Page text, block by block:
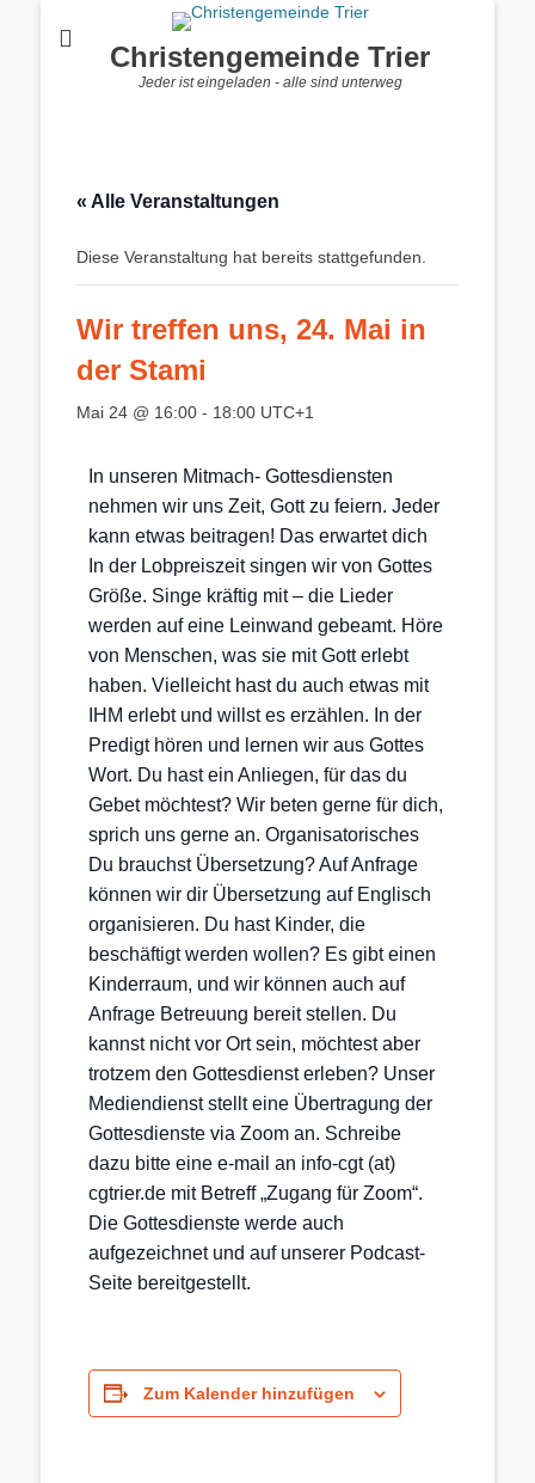
Christengemeinde Trier
Jeder ist eingeladen - alle sind unterweg
« Alle Veranstaltungen
Diese Veranstaltung hat bereits stattgefunden.
Wir treffen uns, 24. Mai in
der Stami
Mai 24 @ 16:00 - 18:00 UTC+1
In unseren Mitmach- Gottesdiensten
nehmen wir uns Zeit, Gott zu feiern. Jeder
kann etwas beitragen! Das erwartet dich
In der Lobpreiszeit singen wir von Gottes
Größe. Singe kräftig mit – die Lieder
werden auf eine Leinwand gebeamt. Höre
von Menschen, was sie mit Gott erlebt
haben. Vielleicht hast du auch etwas mit
IHM erlebt und willst es erzählen. In der
Predigt hören und lernen wir aus Gottes
Wort. Du hast ein Anliegen, für das du
Gebet möchtest? Wir beten gerne für dich,
sprich uns gerne an. Organisatorisches
Du brauchst Übersetzung? Auf Anfrage
können wir dir Übersetzung auf Englisch
organisieren. Du hast Kinder, die
beschäftigt werden wollen? Es gibt einen
Kinderraum, und wir können auch auf
Anfrage Betreuung bereit stellen. Du
kannst nicht vor Ort sein, möchtest aber
trotzem den Gottesdienst erleben? Unser
Mediendienst stellt eine Übertragung der
Gottesdienste via Zoom an. Schreibe
dazu bitte eine e-mail an info-cgt (at)
cgtrier.de mit Betreff „Zugang für Zoom“.
Die Gottesdienste werde auch
aufgezeichnet und auf unserer Podcast-
Seite bereitgestellt.
Zum Kalender hinzufügen